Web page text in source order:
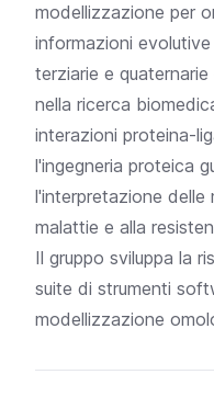
modellizzazione per
informazioni
terziarie e
nella ricerca
interazioni proteina-
l'ingegneria proteica
l'interpretazione delle
malattie e alla
Il gruppo sviluppa la
suite di strumenti
modellizzazione